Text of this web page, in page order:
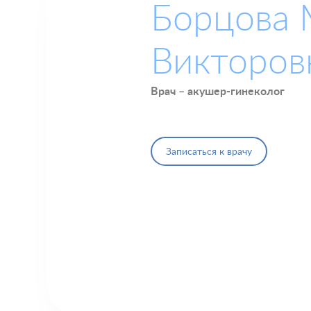
Борцова
Врач – акушер-гинеколог
Записаться к врачу